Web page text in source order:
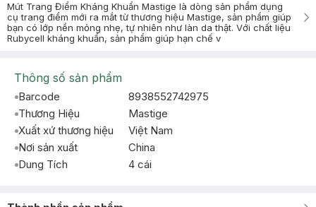
Mút Trang Điểm Kháng Khuẩn Mastige là dòng sản phẩm dụng
cụ trang điểm mới ra mắt từ thương hiệu Mastige, sản phẩm giúp
bạn có lớp nền mỏng nhẹ, tự nhiên như làn da thật. Với chất liệu
Rubycell kháng khuẩn, sản phẩm giúp hạn chế v
Thông số sản phẩm
Barcode
8938552742975
Thương Hiệu
Mastige
Xuất xứ thương hiệu
Việt Nam
Nơi sản xuất
China
Dung Tích
4 cái